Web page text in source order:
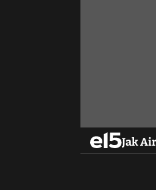
Jak